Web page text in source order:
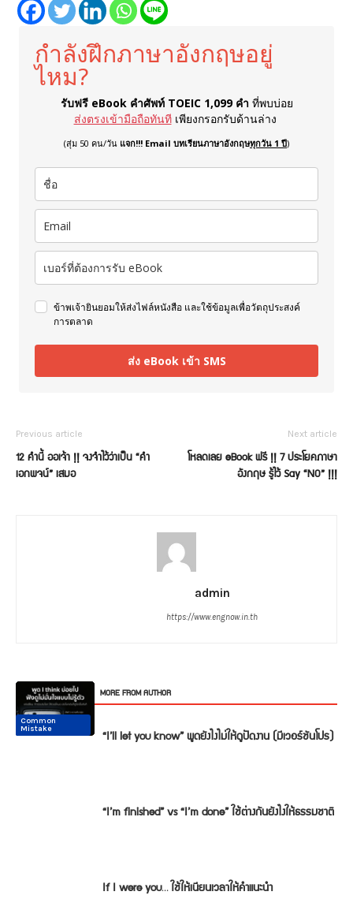
กำลังฝึกภาษาอังกฤษอยู่
ไหม?
รับฟรี eBook คำศัพท์ TOEIC 1,099 คำ ที่พบบ่อย
ส่งตรงเข้ามือถือทันที เพียงกรอกรับด้านล่าง
(สุ่ม 50 คน/วัน แจก!!! Email บทเรียนภาษาอังกฤษทุกวัน 1 ปี)
ข้าพเจ้ายินยอมให้ส่งไฟล์หนังสือ และใช้ข้อมูลเพื่อวัตถุประสงค์
การตลาด
ส่ง eBook เข้า SMS
Previous article
12 คำนี้ ออเจ้า !! จงจำไว้ว่าเป็น “คำ
เอกพจน์” เสมอ
Next article
โหลดเลย eBook ฟรี !! 7 ประโยคภาษา
อังกฤษ รู้ไว้ Say “NO” !!!
admin
https://www.engnow.in.th
RELATED ARTICLES MORE FROM AUTHOR
Conversation “I’ll let you know” พูดยังไงไม่ให้ดูปัดงาน (มีเวอร์ชันโปร)
Conversation
“I’m finished” vs “I’m done” ใช้ต่างกันยังไงให้ธรรมชาติ
Conversation
If I were you… ใช้ให้เนียนเวลาให้คำแนะนำ
Conversation
Common
Mistake
Common
Mistake